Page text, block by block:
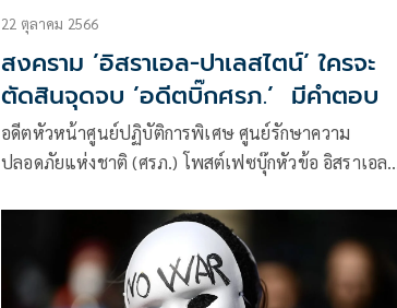
22 ตุลาคม 2566
สงคราม ’อิสราเอล-ปาเลสไตน์’ ใครจะ
ตัดสินจุดจบ ’อดีตบิ๊กศรภ.’ มีคำตอบ
อดีตหัวหน้าศูนย์ปฏิบัติการพิเศษ ศูนย์รักษาความ
ปลอดภัยแห่งชาติ (ศรภ.) โพสต์เฟซบุ๊กหัวข้อ อิสราเอล